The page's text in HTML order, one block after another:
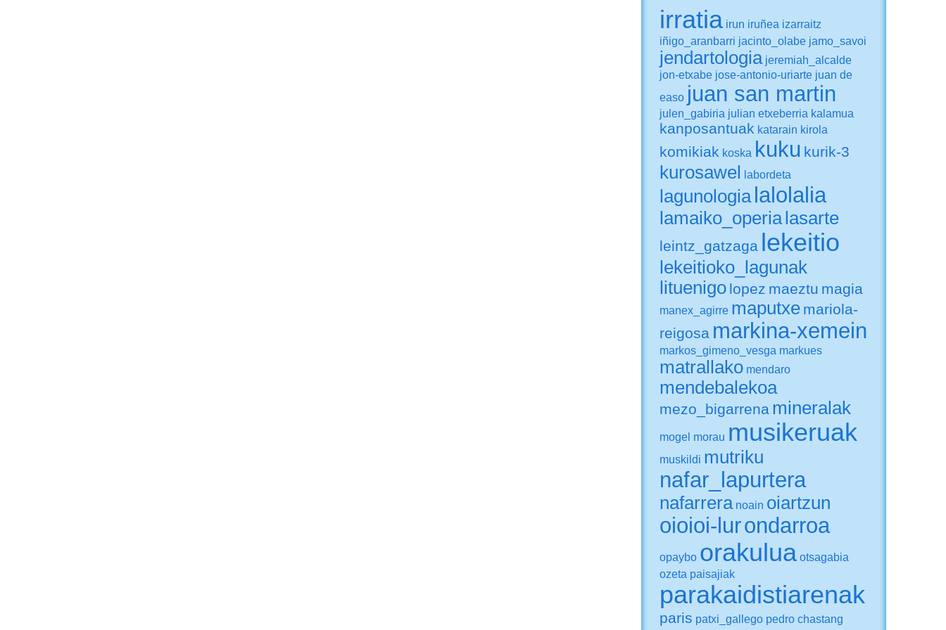
irratia irun iruñea izarraitz
iñigo_aranbarri jacinto_olabe jamo_savoi
jendartologia jeremiah_alcalde
jon-etxabe jose-antonio-uriarte juan de
easo juan san martin
julen_gabiria julian etxeberria kalamua
kanposantuak katarain kirola
komikiak koska kuku kurik-3
kurosawel labordeta
lagunologia lalolalia
lamaiko_operia lasarte
leintz_gatzaga lekeitio
lekeitioko_lagunak
lituenigo lopez maeztu magia
manex_agirre maputxe mariola-
reigosa markina-xemein
markos_gimeno_vesga markues
matrallako mendaro
mendebalekoa
mezo_bigarrena mineralak
mogel morau musikeruak
muskildi mutriku
nafar_lapurtera
nafarrera noain oiartzun
oioioi-lurondarroa
opaybo orakulua otsagabia
ozeta paisajiak
parakaidistiarenak
paris patxi_gallego pedro chastang